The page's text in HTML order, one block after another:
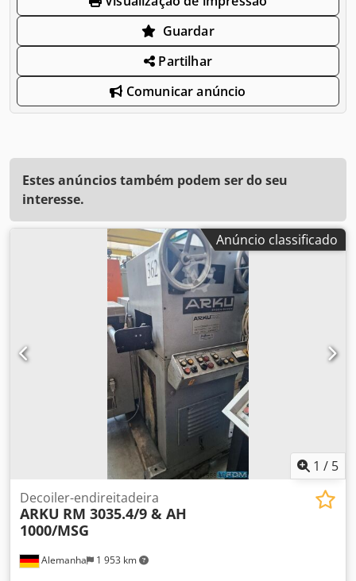
Guardar
Partilhar
Comunicar anúncio
Estes anúncios também podem ser do seu
interesse.
Anúncio classificado
1 / 5
Alemanha 1 953 km
Decoiler-endireitadeira
ARKU RM 3035.4/9 & AH
1000/MSG